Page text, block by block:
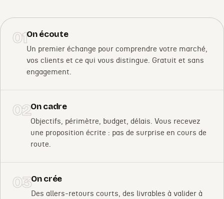
01On écoute
Un premier échange pour comprendre votre marché,
vos clients et ce qui vous distingue. Gratuit et sans
engagement.
02On cadre
Objectifs, périmètre, budget, délais. Vous recevez
une proposition écrite : pas de surprise en cours de
route.
03On crée
Des allers-retours courts, des livrables à valider à